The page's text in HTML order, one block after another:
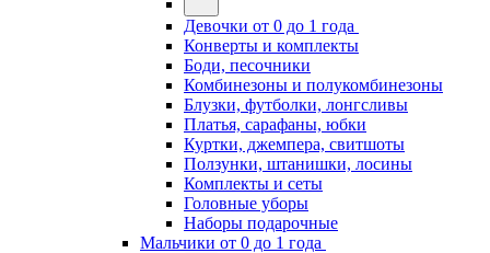
Девочки от 0 до 1 года
Конверты и комплекты
Боди, песочники
Комбинезоны и полукомбинезоны
Блузки, футболки, лонгсливы
Платья, сарафаны, юбки
Куртки, джемпера, свитшоты
Ползунки, штанишки, лосины
Комплекты и сеты
Головные уборы
Наборы подарочные
Мальчики от 0 до 1 года